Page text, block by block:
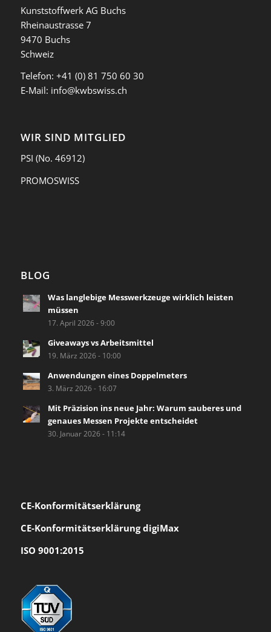
Kunststoffwerk AG Buchs
Rheinaustrasse 7
9470 Buchs
Schweiz
Telefon: +41 (0) 81 750 60 30
E-Mail: info@kwbswiss.ch
WIR SIND MITGLIED
PSI (No. 46912)
PROMOSWISS
BLOG
Was langlebige Messwerkzeuge wirklich leisten
müssen
17. April 2026 - 9:00
Giveaways vs Arbeitsmittel
19. März 2026 - 10:00
Anwendungen eines Doppelmeters
3. März 2026 - 16:07
Mit Präzision ins neue Jahr: Warum sauberes und
genaues Messen Projekte entscheidet
30. Januar 2026 - 11:14
CE-Konformitätserklärung
CE-Konformitätserklärung digiMax
ISO 9001:2015